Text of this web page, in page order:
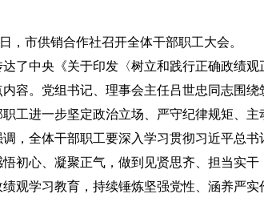
，市供销合作社召开全体干部职工大会。
达了中央《关于印发〈树立和践行正确政绩
容。党组书记、理事会主任吕世忠同志围
工进一步坚定政治立场、严守纪律规矩、主
调，全体干部职工要深入学习贯彻习近平总
初心、凝聚正气，做到见贤思齐、担当实
绩观学习教育，持续锤炼坚强党性、涵养严